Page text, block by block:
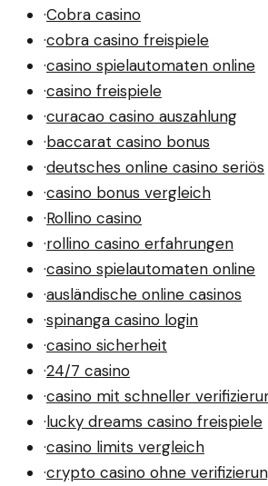
·Cobra casino
·cobra casino freispiele
·casino spielautomaten online
·casino freispiele
·curacao casino auszahlung
·baccarat casino bonus
·deutsches online casino seriös
·casino bonus vergleich
·Rollino casino
·rollino casino erfahrungen
·casino spielautomaten online
·ausländische online casinos
·spinanga casino login
·casino sicherheit
·24/7 casino
·casino mit schneller
·lucky dreams casino freispiele
·casino limits vergleich
·crypto casino ohne